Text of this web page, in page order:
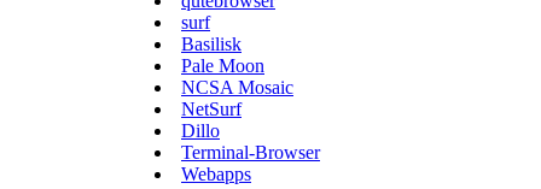
surf
Basilisk
Pale Moon
NCSA Mosaic
NetSurf
Dillo
Terminal-Browser
Webapps